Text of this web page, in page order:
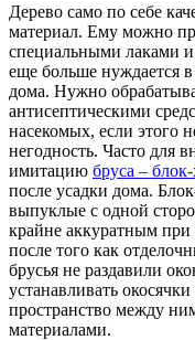
Дерево само по себе
материал. Ему можно
специальными лаками
еще больше нуждается
дома. Нужно
антисептическими
насекомых, если этого
негодность. Часто для
имитацию бруса – блок-
после усадки дома.
выпуклые с одной
крайне аккуратным при
после того как
брусья не раздавили
устанавливать
пространство между
материалами.